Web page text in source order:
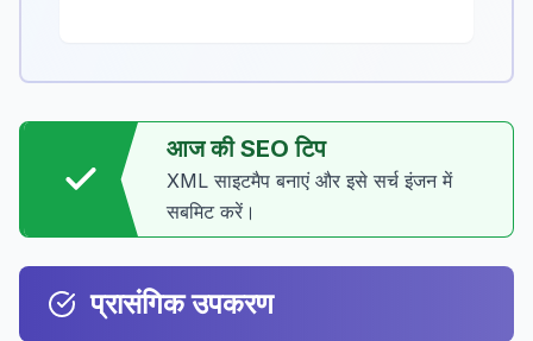
आज की SEO टिप
XML साइटमैप बनाएं और इसे सर्च इंजन में
सबमिट करें।
प्रासंगिक उपकरण